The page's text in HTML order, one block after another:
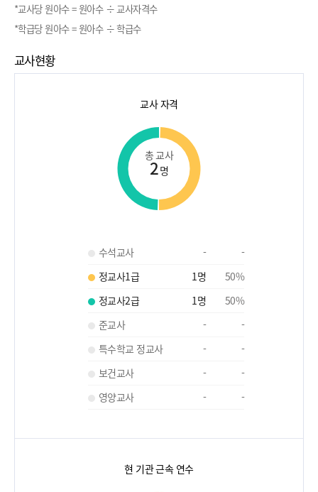
*교사당 원아수 = 원아수 ÷ 교사자격수
*학급당 원아수 = 원아수 ÷ 학급수
교사현황
교사 자격
총 교사
2명
수석교사 -
-
정교사1급
1명 50%
정교사2급
1명 50%
준교사
-
-
특수학교 정교사
-
-
보건교사
-
-
영양교사
- -
현 기관 근속 연수